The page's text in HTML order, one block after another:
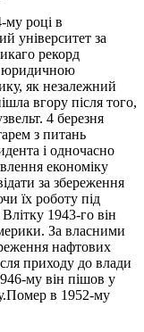
му році в
університет за
рекорд
юридичною
як незалежний
вгору після того,
4 березня
з питань
і одночасно
економіку
за збереження
їх роботу під
1943-го він
За власними
нафтових
приходу до влади
му він пішов у
в 1952-му